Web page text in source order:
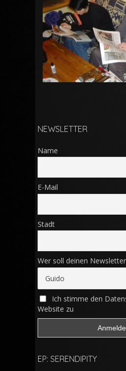
NEWSLETTER
Name
E-Mail
Stadt
Wer soll deinen
Ich stimme den
Website zu
EP: SERENDIPITY